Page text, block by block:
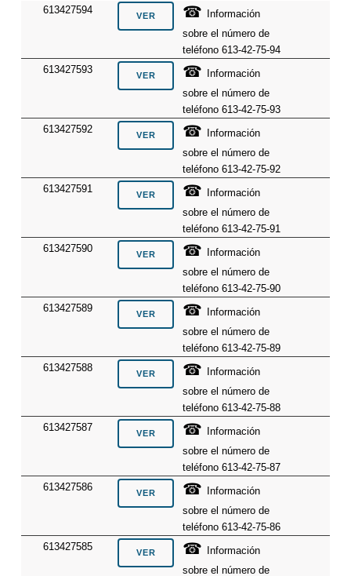
613427594
☎ Información
sobre el número de
teléfono 613-42-75-94
613427593
☎ Información
sobre el número de
teléfono 613-42-75-93
613427592
☎ Información
sobre el número de
teléfono 613-42-75-92
613427591
☎ Información
sobre el número de
teléfono 613-42-75-91
613427590
☎ Información
sobre el número de
teléfono 613-42-75-90
613427589
☎ Información
sobre el número de
teléfono 613-42-75-89
613427588
☎ Información
sobre el número de
teléfono 613-42-75-88
613427587
☎ Información
sobre el número de
teléfono 613-42-75-87
613427586
☎ Información
sobre el número de
teléfono 613-42-75-86
613427585
☎ Información
sobre el número de